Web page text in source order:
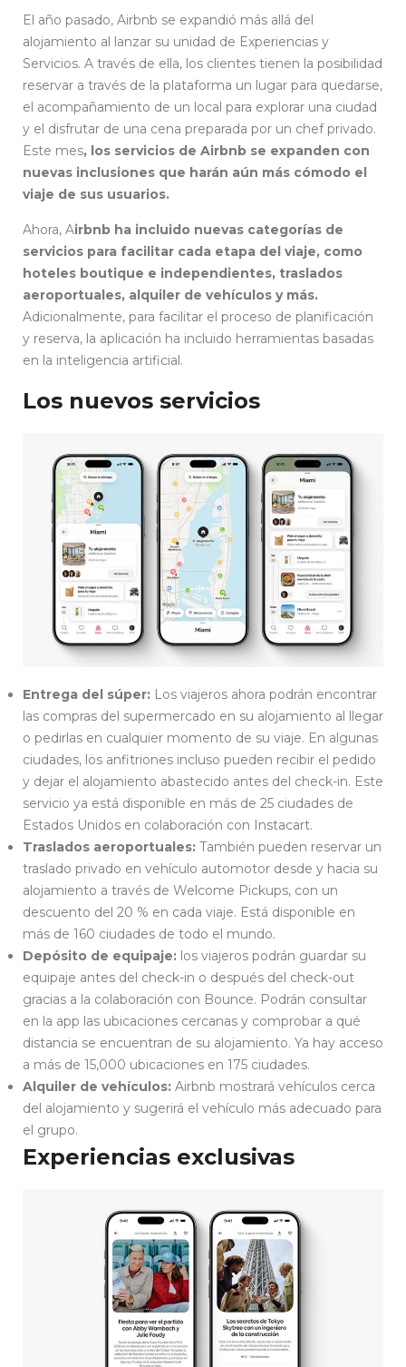
El año pasado, Airbnb se expandió más allá del
alojamiento al lanzar su unidad de Experiencias y
Servicios. A través de ella, los clientes tienen la posibilidad
reservar a través de la plataforma un lugar para quedarse,
el acompañamiento de un local para explorar una ciudad
y el disfrutar de una cena preparada por un chef privado.
Este mes, los servicios de Airbnb se expanden con
nuevas inclusiones que harán aún más cómodo el
viaje de sus usuarios.
Ahora, Airbnb ha incluido nuevas categorías de
servicios para facilitar cada etapa del viaje, como
hoteles boutique e independientes, traslados
aeroportuales, alquiler de vehículos y más.
Adicionalmente, para facilitar el proceso de planificación
y reserva, la aplicación ha incluido herramientas basadas
en la inteligencia artificial.
Los nuevos servicios
Entrega del súper: Los viajeros ahora podrán encontrar
las compras del supermercado en su alojamiento al llegar
o pedirlas en cualquier momento de su viaje. En algunas
ciudades, los anfitriones incluso pueden recibir el pedido
y dejar el alojamiento abastecido antes del check-in. Este
servicio ya está disponible en más de 25 ciudades de
Estados Unidos en colaboración con Instacart.
Traslados aeroportuales: También pueden reservar un
traslado privado en vehículo automotor desde y hacia su
alojamiento a través de Welcome Pickups, con un
descuento del 20 % en cada viaje. Está disponible en
más de 160 ciudades de todo el mundo.
Depósito de equipaje: los viajeros podrán guardar su
equipaje antes del check-in o después del check-out
gracias a la colaboración con Bounce. Podrán consultar
en la app las ubicaciones cercanas y comprobar a qué
distancia se encuentran de su alojamiento. Ya hay acceso
a más de 15,000 ubicaciones en 175 ciudades.
Alquiler de vehículos: Airbnb mostrará vehículos cerca
del alojamiento y sugerirá el vehículo más adecuado para
el grupo.
Experiencias exclusivas